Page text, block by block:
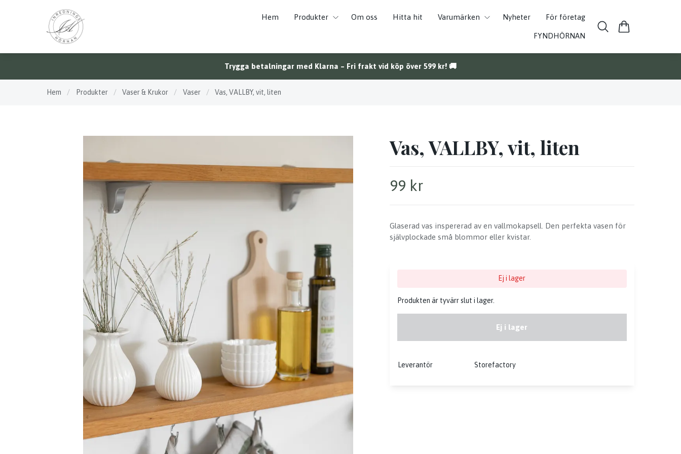
Hem Produkter Om oss Hitta hit Varumärken Nyheter För företag
FYNDHÖRNAN
Trygga betalningar med Klarna – Fri frakt vid köp över 599 kr! 🚚
Hem / Produkter / Vaser & Krukor / Vaser / Vas, VALLBY, vit, liten
Vas, VALLBY, vit, liten
99 kr
Glaserad vas inspererad av en vallmokapsell. Den perfekta vasen för
självplockade små blommor eller kvistar.
Ej i lager
Produkten är tyvärr slut i lager.
Ej i lager
Leverantör Storefactory